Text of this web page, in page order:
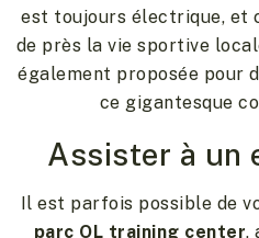
est toujours électrique, et
de près la vie sportive
également proposée pour
ce gigantesque
Assister à un
Il est parfois possible de
parc OL training center,